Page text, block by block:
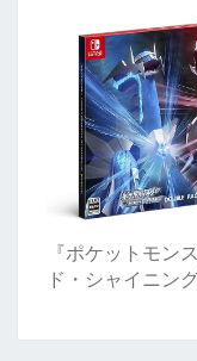
『ポケットモン
ド・シャイニン